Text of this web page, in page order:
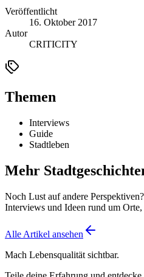
Veröffentlicht
16. Oktober 2017
Autor
CRITICITY
Themen
Interviews
Guide
Stadtleben
Mehr
Noch Lust auf andere
Interviews und Ideen rund um
Alle Artikel ansehen
Mach Lebensqualität sichtbar.